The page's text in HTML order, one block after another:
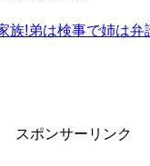
族!弟は検事で姉は弁
スポンサーリンク